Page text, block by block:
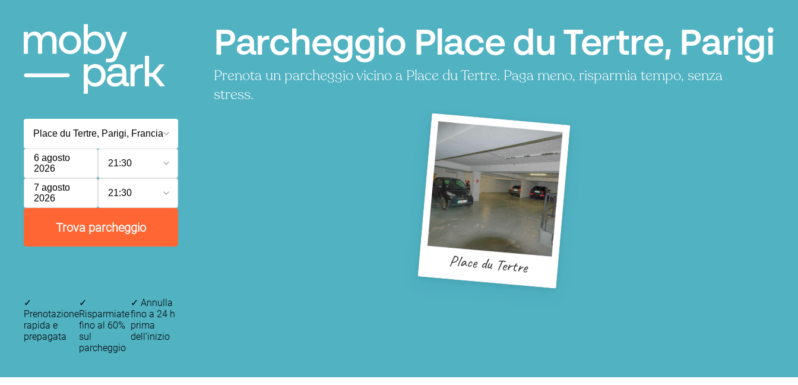
Parcheggio Place du Tertre, Parigi
Prenota un parcheggio vicino a Place du Tertre. Paga meno, risparmia tempo, senza
stress.
6 agosto
2026
21:30
7 agosto
2026
21:30
Trova parcheggio
Place du Tertre
✓
Prenotazione
rapida e
prepagata
✓
Risparmiate
fino al 60%
sul
parcheggio
✓ Annulla
fino a 24 h
prima
dell’inizio